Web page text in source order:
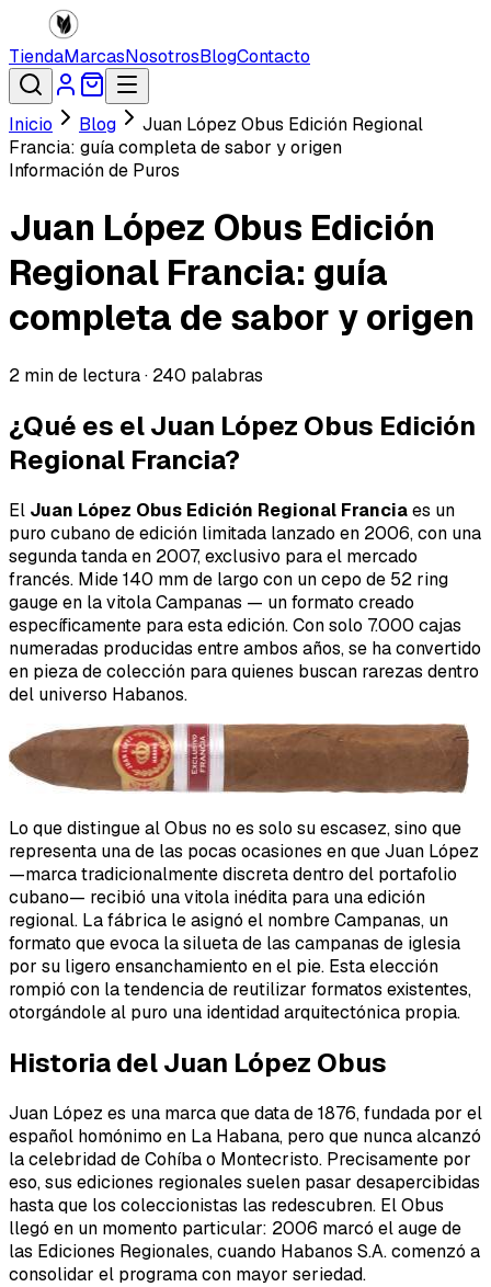
TiendaMarcasNosotrosBlogContacto
Inicio Blog
Juan López Obus Edición Regional
Francia: guía completa de sabor y origen
Información de Puros
Juan López Obus Edición
Regional Francia: guía
completa de sabor y origen
2 min de lectura · 240 palabras
¿Qué es el Juan López Obus Edición
Regional Francia?
El Juan López Obus Edición Regional Franciaes un
puro cubano de edición limitada lanzado en 2006, con una
segunda tanda en 2007, exclusivo para el mercado
francés. Mide 140 mm de largo con un cepo de 52 ring
gauge en la vitola Campanas — un formato creado
específicamente para esta edición. Con solo 7.000 cajas
numeradas producidas entre ambos años, se ha convertido
en pieza de colección para quienes buscan rarezas dentro
del universo Habanos.
Lo que distingue al Obus no es solo su escasez, sino que
representa una de las pocas ocasiones en que Juan López
—marca tradicionalmente discreta dentro del portafolio
cubano— recibió una vitola inédita para una edición
regional. La fábrica le asignó el nombre Campanas, un
formato que evoca la silueta de las campanas de iglesia
por su ligero ensanchamiento en el pie. Esta elección
rompió con la tendencia de reutilizar formatos existentes,
otorgándole al puro una identidad arquitectónica propia.
Historia del Juan López Obus
Juan López es una marca que data de 1876, fundada por el
español homónimo en La Habana, pero que nunca alcanzó
la celebridad de Cohíba o Montecristo. Precisamente por
eso, sus ediciones regionales suelen pasar desapercibidas
hasta que los coleccionistas las redescubren. El Obus
llegó en un momento particular: 2006 marcó el auge de
las Ediciones Regionales, cuando Habanos S.A. comenzó a
consolidar el programa con mayor seriedad.